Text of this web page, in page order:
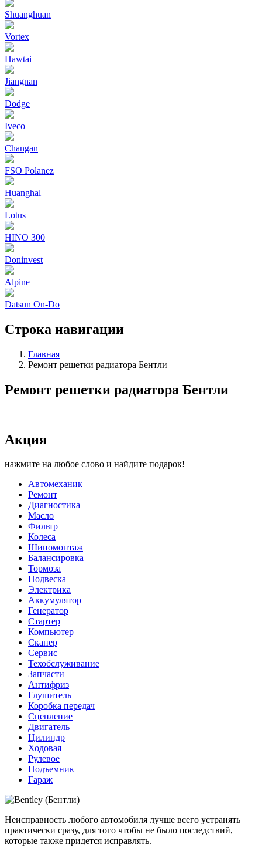
Shuanghuan
Vortex
Hawtai
Jiangnan
Dodge
Iveco
Changan
FSO Polanez
Huanghal
Lotus
HINO 300
Doninvest
Alpine
Datsun On-Do
Строка навигации
Главная
Ремонт решетки радиатора Бентли
Ремонт решетки радиатора Бентли
Акция
нажмите на любое слово и найдите подарок!
Автомеханик
Ремонт
Диагностика
Масло
Фильтр
Колеса
Шиномонтаж
Балансировка
Тормоза
Подвеска
Электрика
Аккумулятор
Генератор
Стартер
Компьютер
Сканер
Сервис
Техобслуживание
Запчасти
Антифриз
Глушитель
Коробка передач
Сцепление
Двигатель
Цилиндр
Ходовая
Рулевое
Подъемник
Гараж
Неисправность любого автомобиля лучше всего устранять
практически сразу, для того чтобы не было последствий,
которые также придется исправлять.